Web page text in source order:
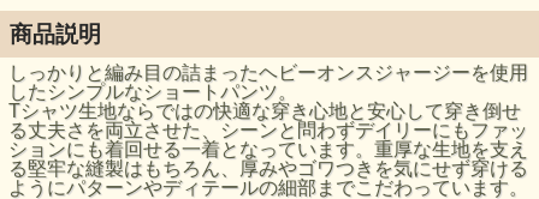
商品説明
しっかりと編み目の詰まったヘビーオンスジャージーを使用
したシンプルなショートパンツ。
Tシャツ生地ならではの快適な穿き心地と安心して穿き倒せ
る丈夫さを両立させた、シーンと問わずデイリーにもファッ
ションにも着回せる一着となっています。重厚な生地を支え
る堅牢な縫製はもちろん、厚みやゴワつきを気にせず穿ける
ようにパターンやディテールの細部までこだわっています。